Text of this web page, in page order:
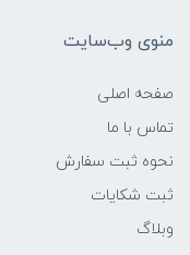
منوی وب‌سایت
صفحه اصلی
تماس با ما
نحوه ثبت سفارش
ثبت شکایات
وبلاگ